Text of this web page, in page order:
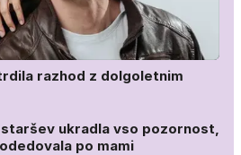
razhod z dolgoletnim
staršev ukradla vso pozornost,
po mami